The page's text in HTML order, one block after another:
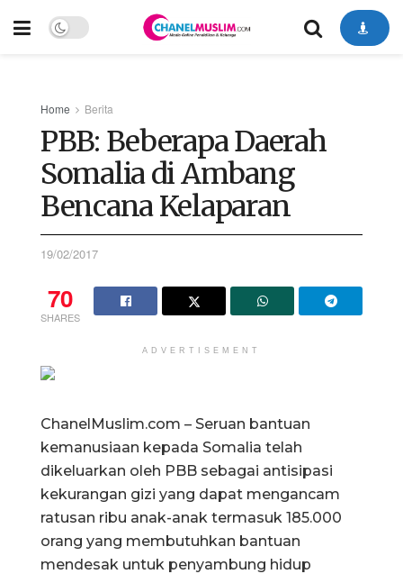
Home Berita
PBB: Beberapa Daerah
Somalia di Ambang
Bencana Kelaparan
19/02/2017
70
SHARES
ADVERTISEMENT
ChanelMuslim.com – Seruan bantuan
kemanusiaan kepada Somalia telah
dikeluarkan oleh PBB sebagai antisipasi
kekurangan gizi yang dapat mengancam
ratusan ribu anak-anak termasuk 185.000
orang yang membutuhkan bantuan
mendesak untuk penyambung hidup